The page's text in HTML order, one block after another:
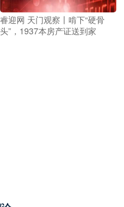
睿迎网 天门观察丨啃下“硬骨
头”，1937本房产证送到家